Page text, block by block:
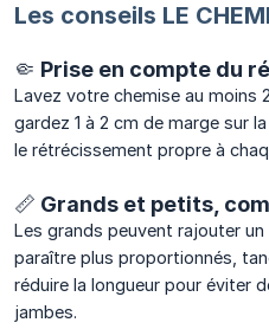
Les conseils LE
🤏 Prise en compte du
Lavez votre chemise au
gardez 1 à 2 cm de marge sur
le rétrécissement propre à
📏 Grands et petits,
Les grands peuvent rajouter
paraître plus proportionnés,
réduire la longueur pour éviter
jambes.